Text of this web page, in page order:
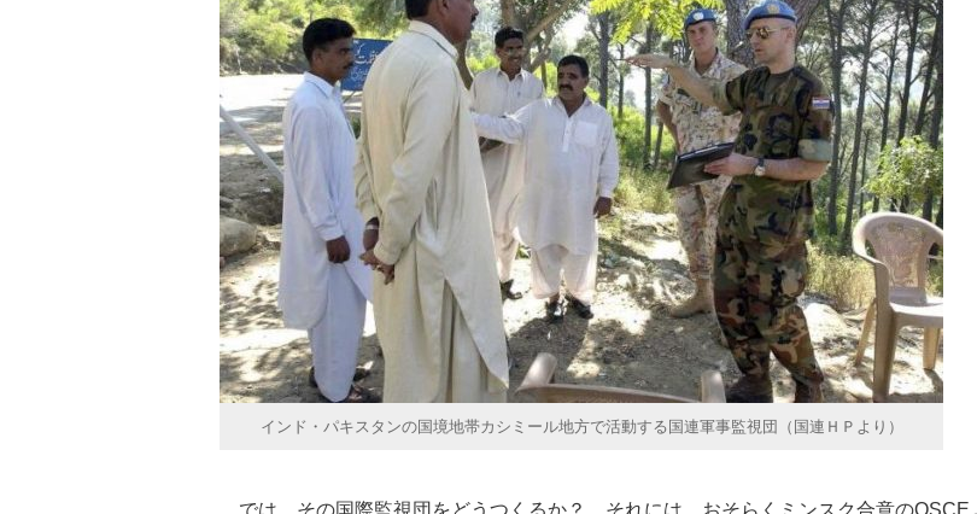
インド・パキスタンの国境地帯カシミール地方で活動する国連軍事監視団（国連ＨＰより）
では、その国際監視団をどうつくるか？ それには、おそらくミンスク合意のOSCE